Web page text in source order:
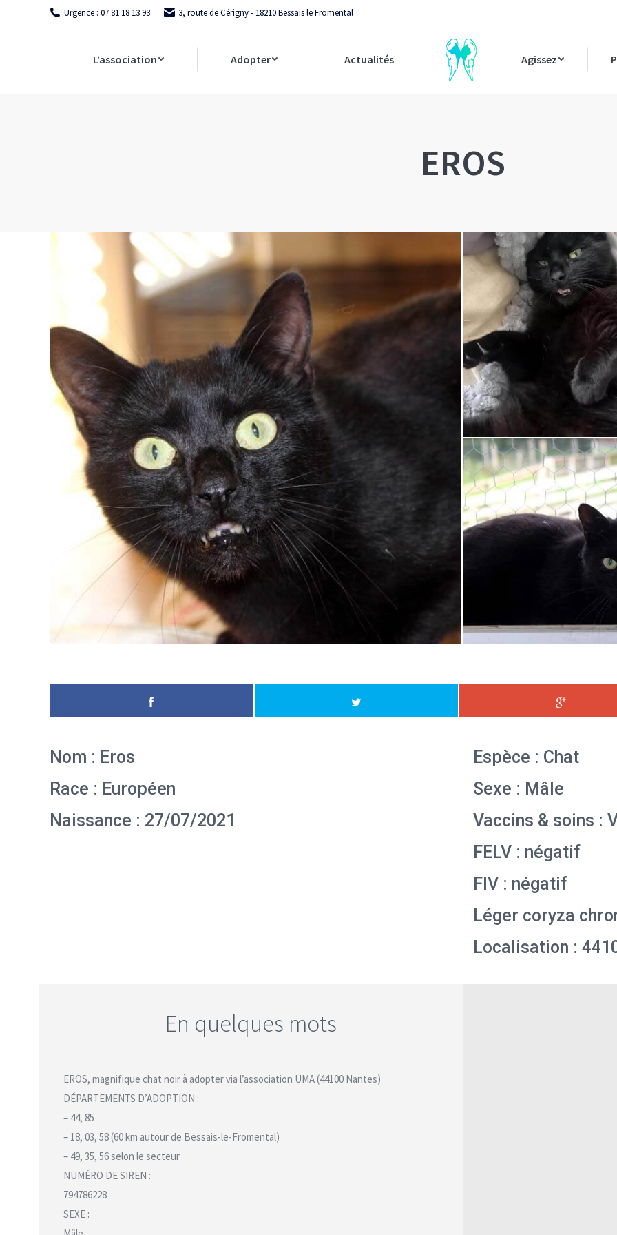
Urgence : 07 81 18 13 93 3, route de Cérigny - 18210 Bessais le Fromental
L’association Adopter Actualités Agissez
EROS
Nom : Eros
Race : Européen
Naissance : 27/07/2021
Espèce : Chat
Sexe : Mâle
Vaccins & soins :
FELV : négatif
FIV : négatif
Léger coryza
Localisation :
En quelques mots
EROS, magnifique chat noir à adopter via l’association UMA (44100 Nantes)
DÉPARTEMENTS D’ADOPTION :
– 44, 85
– 18, 03, 58 (60 km autour de Bessais-le-Fromental)
– 49, 35, 56 selon le secteur
NUMÉRO DE SIREN :
794786228
SEXE :